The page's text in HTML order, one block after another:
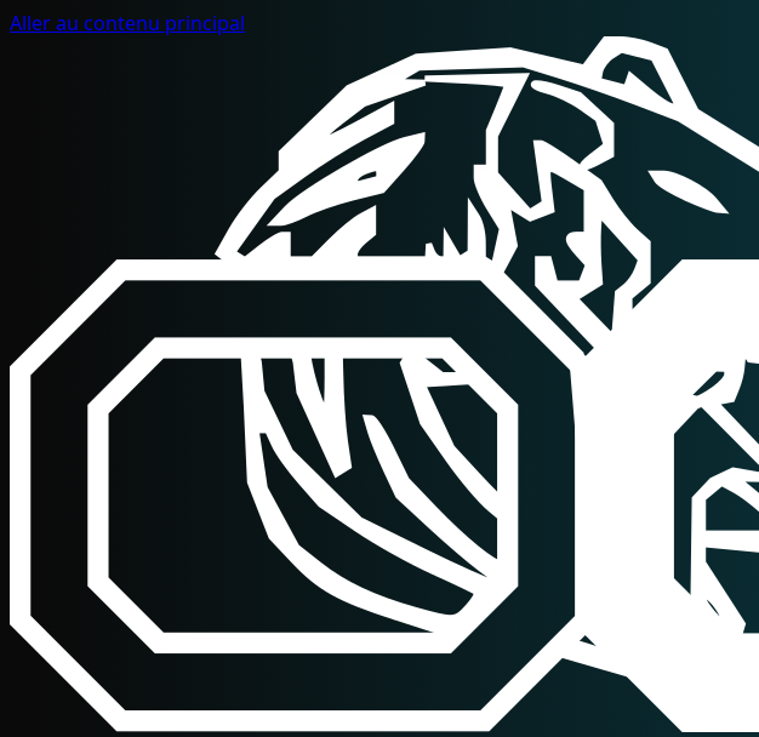
Aller au contenu principal